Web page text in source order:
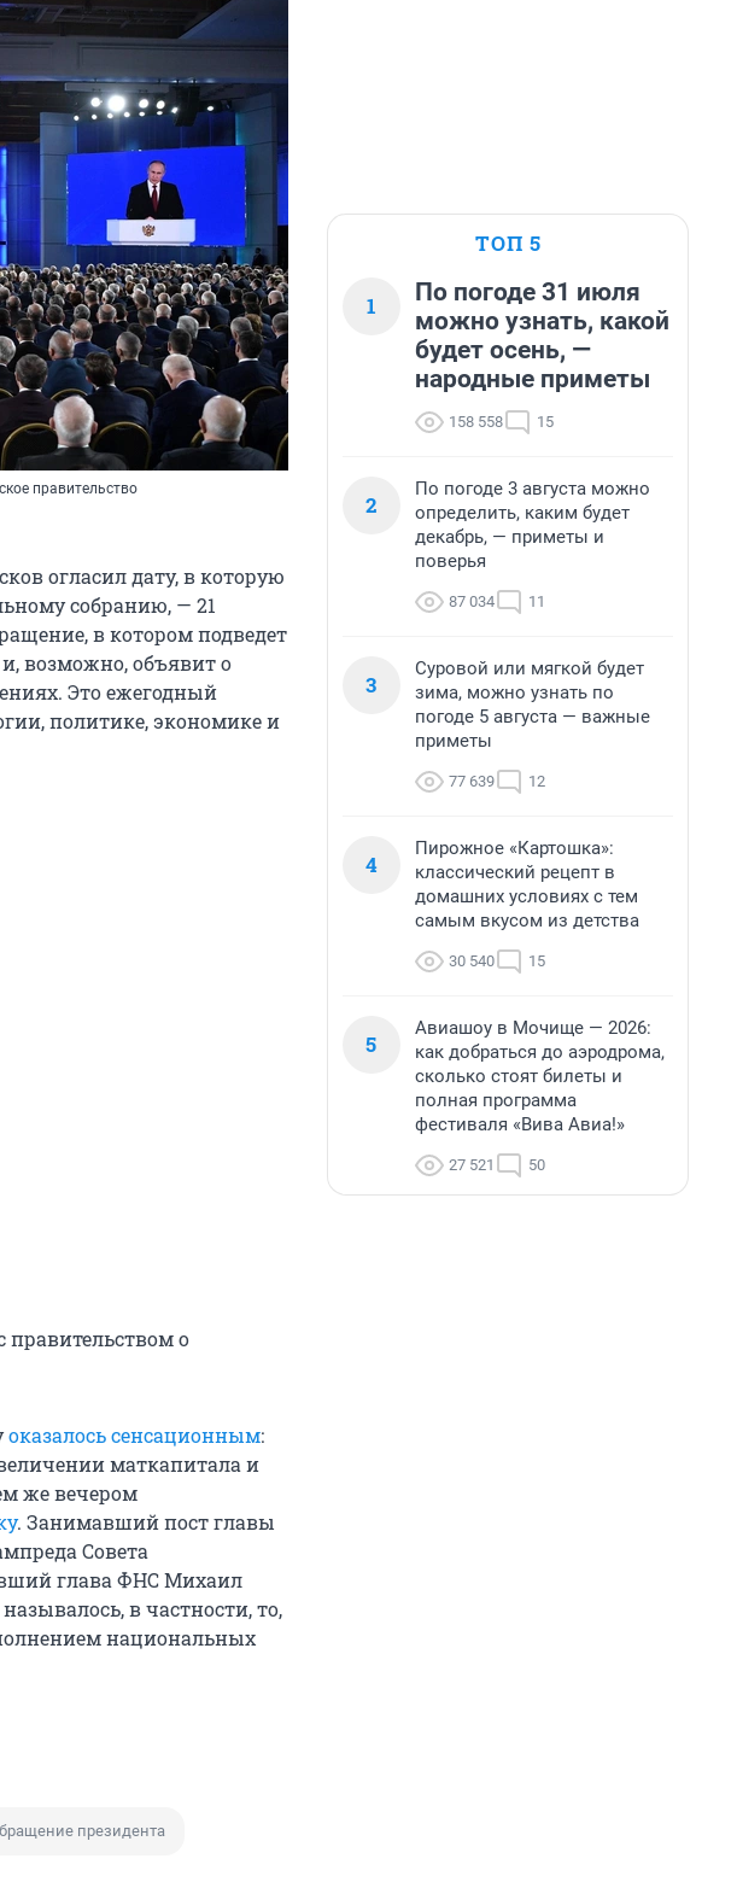
правительство
огласил дату, в которую
собранию, — 21
в котором подведет
возможно, объявит о
Это ежегодный
политике, экономике и
правительством о
оказалось сенсационным:
маткапитала и
же вечером
. Занимавший пост главы
Совета
глава ФНС Михаил
в частности, то,
национальных
президента
ТОП 5
1
По погоде 31 июля
можно узнать, какой
будет осень, —
народные приметы
158 558 15
2
По погоде 3 августа можно
определить, каким будет
декабрь, — приметы и
поверья
87 034 11
3
Суровой или мягкой будет
зима, можно узнать по
погоде 5 августа — важные
приметы
77 639 12
4
Пирожное «Картошка»:
классический рецепт в
домашних условиях с тем
самым вкусом из детства
30 540 15
5
Авиашоу в Мочище — 2026:
как добраться до аэродрома,
сколько стоят билеты и
полная программа
фестиваля «Вива Авиа!»
27 521 50